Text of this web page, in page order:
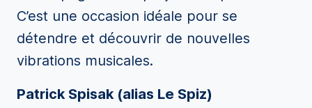
C’est une occasion idéale pour se
détendre et découvrir de nouvelles
vibrations musicales.
Patrick Spisak (alias Le Spiz)